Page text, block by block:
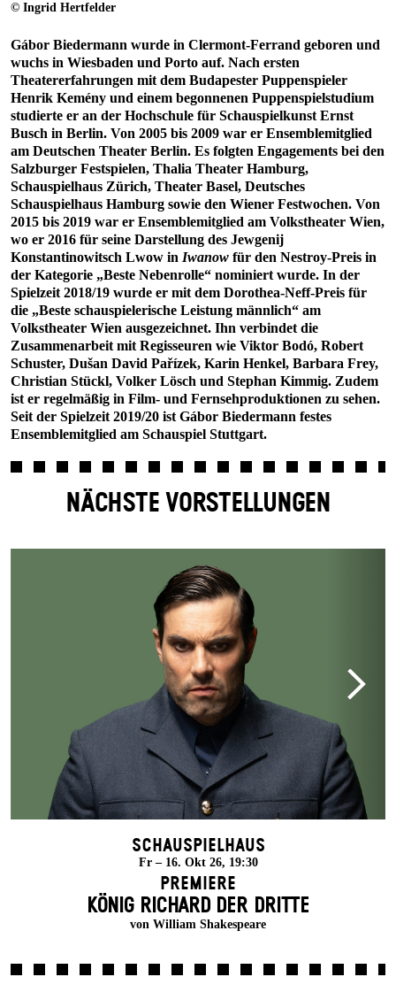
© Ingrid Hertfelder
Gábor Biedermann wurde in Clermont-Ferrand geboren und
wuchs in Wiesbaden und Porto auf. Nach ersten
Theatererfahrungen mit dem Budapester Puppenspieler
Henrik Kemény und einem begonnenen Puppenspielstudium
studierte er an der Hochschule für Schauspielkunst Ernst
Busch in Berlin. Von 2005 bis 2009 war er Ensemblemitglied
am Deutschen Theater Berlin. Es folgten Engagements bei den
Salzburger Festspielen, Thalia Theater Hamburg,
Schauspielhaus Zürich, Theater Basel, Deutsches
Schauspielhaus Hamburg sowie den Wiener Festwochen. Von
2015 bis 2019 war er Ensemblemitglied am Volkstheater Wien,
wo er 2016 für seine Darstellung des Jewgenij
Konstantinowitsch Lwow in Iwanow für den Nestroy-Preis in
der Kategorie „Beste Nebenrolle“ nominiert wurde. In der
Spielzeit 2018/19 wurde er mit dem Dorothea-Neff-Preis für
die „Beste schauspielerische Leistung männlich“ am
Volkstheater Wien ausgezeichnet. Ihn verbindet die
Zusammenarbeit mit Regisseuren wie Viktor Bodó, Robert
Schuster, Dušan David Pařízek, Karin Henkel, Barbara Frey,
Christian Stückl, Volker Lösch und Stephan Kimmig. Zudem
ist er regelmäßig in Film- und Fernsehproduktionen zu sehen.
Seit der Spielzeit 2019/20 ist Gábor Biedermann festes
Ensemblemitglied am Schauspiel Stuttgart.
NÄCHSTE VORSTELLUNGEN
Schauspielhaus
Fr – 16. Okt 26, 19:30
Premiere
KÖNIG RICHARD DER DRITTE
von William Shakespeare